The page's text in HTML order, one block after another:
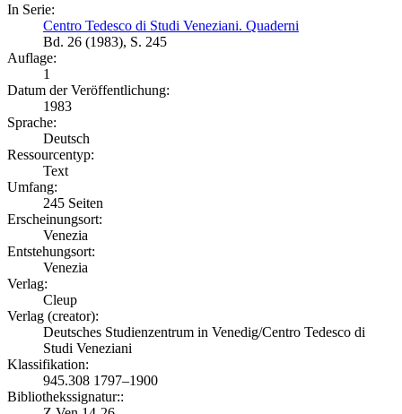
In Serie:
Centro Tedesco di Studi Veneziani. Quaderni
Bd. 26 (1983), S. 245
Auflage:
1
Datum der Veröffentlichung:
1983
Sprache:
Deutsch
Ressourcentyp:
Text
Umfang:
245 Seiten
Erscheinungsort:
Venezia
Entstehungsort:
Venezia
Verlag:
Cleup
Verlag (creator):
Deutsches Studienzentrum in Venedig/Centro Tedesco di
Studi Veneziani
Klassifikation:
945.308 1797–1900
Bibliothekssignatur::